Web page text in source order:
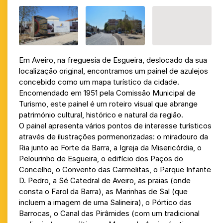
Em Aveiro, na freguesia de Esgueira, deslocado da sua
localização original, encontramos um painel de azulejos
concebido como um mapa turístico da cidade.
Encomendado em 1951 pela Comissão Municipal de
Turismo, este painel é um roteiro visual que abrange
património cultural, histórico e natural da região.
O painel apresenta vários pontos de interesse turísticos
através de ilustrações pormenorizadas: o miradouro da
Ria junto ao Forte da Barra, a Igreja da Misericórdia, o
Pelourinho de Esgueira, o edifício dos Paços do
Concelho, o Convento das Carmelitas, o Parque Infante
D. Pedro, a Sé Catedral de Aveiro, as praias (onde
consta o Farol da Barra), as Marinhas de Sal (que
incluem a imagem de uma Salineira), o Pórtico das
Barrocas, o Canal das Pirâmides (com um tradicional